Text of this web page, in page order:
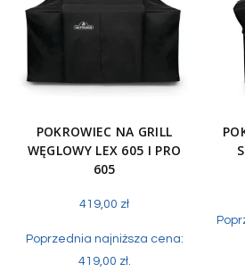
POKROWIEC NA GRILL
WĘGLOWY LEX 605 I PRO
605
419,00 zł
Poprzednia najniższa cena:
419,00 zł.